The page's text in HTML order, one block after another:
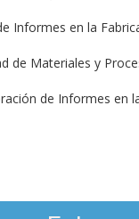
Informes en la
de Materiales y
de Informes en